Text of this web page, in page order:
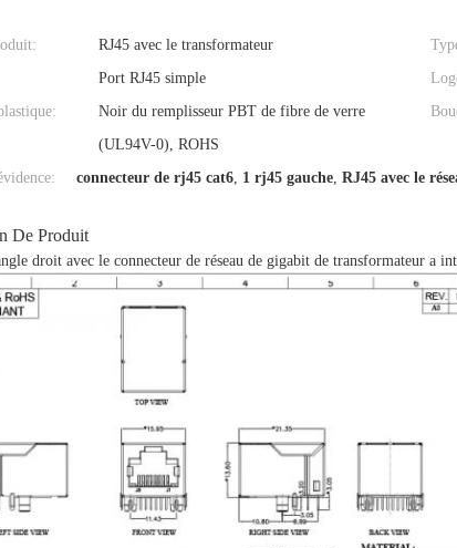
RJ45 avec le transformateur
Port RJ45 simple
Noir du remplisseur PBT de fibre de verre
(UL94V-0), ROHS
connecteur de rj45 cat6, 1 rj45 gauche, RJ45 avec le
De Produit
droit avec le connecteur de réseau de gigabit de transformateur a